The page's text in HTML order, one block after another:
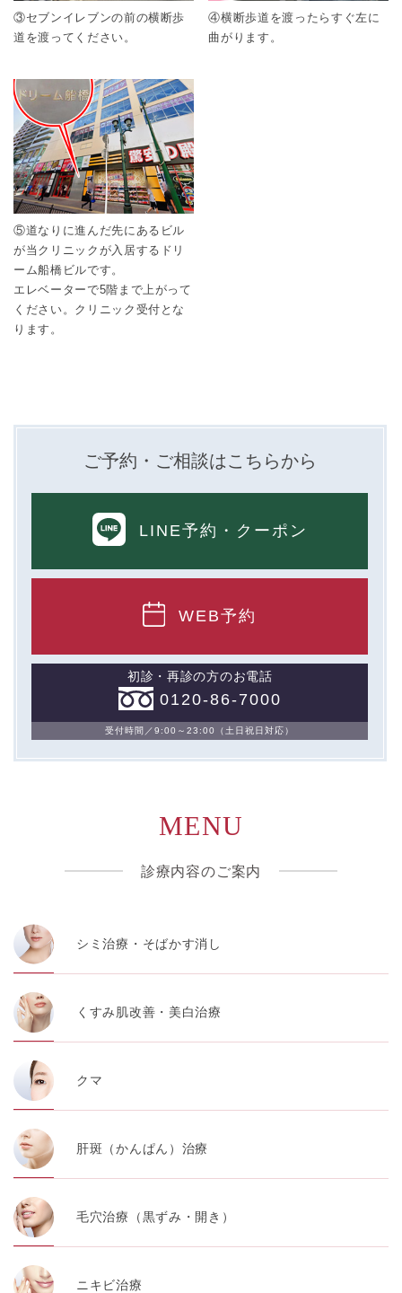
③セブンイレブンの前の横断歩
道を渡ってください。
④横断歩道を渡ったらすぐ左に
曲がります。
⑤道なりに進んだ先にあるビル
が当クリニックが入居するドリ
ーム船橋ビルです。
エレベーターで5階まで上がって
ください。クリニック受付とな
ります。
ご予約・ご相談はこちらから
LINE予約 ・クーポン
WEB予約
初診・再診の方のお電話
0120-86-7000
受付時間／9:00～23:00（土日祝日対応）
MENU
診療内容のご案内
シミ治療・そばかす消し
くすみ肌改善・美白治療
クマ
肝斑（かんぱん）治療
毛穴治療（黒ずみ・開き）
ニキビ治療